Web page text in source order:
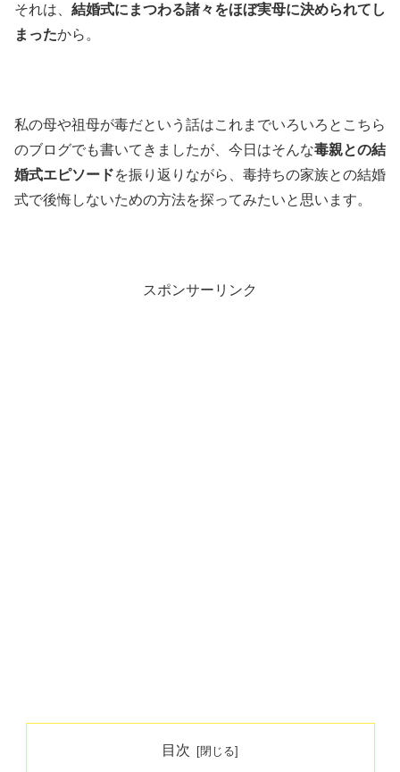
それは、 結婚式にまつわる諸々をほぼ実母に決められてし
まったから。
私の母や祖母が毒だという話はこれまでいろいろとこちら
のブログでも書いてきましたが、今日はそんな毒親との結
婚式エピソードを振り返りながら、毒持ちの家族との結婚
式で後悔しないための方法を探ってみたいと思います。
スポンサーリンク
目次